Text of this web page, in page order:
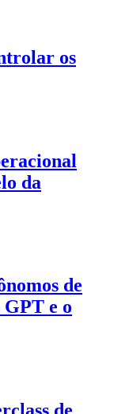
os
da
de
e o